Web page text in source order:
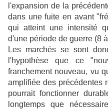
l'expansion de la
dans une fuite en avant
qui atteint une intensité
d'une période de guerre (8
Les marchés se sont
l'hypothèse que ce
franchement nouveau, vu
amplifiée des précédentes
pourrait fonctionner
longtemps que